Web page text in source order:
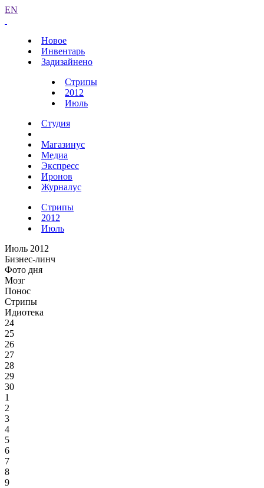
EN
Новое
Инвентарь
Задизайнено
Стрипы
2012
Июль
Студия
Магазинус
Медиа
Экспресс
Иронов
Журналус
Стрипы
2012
Июль
Июль 2012
Бизнес-линч
Фото дня
Мозг
Понос
Стрипы
Идиотека
24
25
26
27
28
29
30
1
2
3
4
5
6
7
8
9